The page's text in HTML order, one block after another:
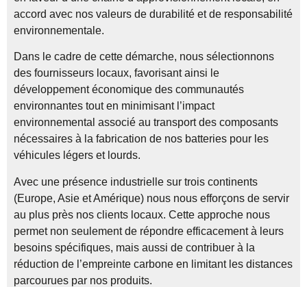
accord avec nos valeurs de durabilité et de responsabilité
environnementale.
Dans le cadre de cette démarche, nous sélectionnons
des fournisseurs locaux, favorisant ainsi le
développement économique des communautés
environnantes tout en minimisant l’impact
environnemental associé au transport des composants
nécessaires à la fabrication de nos batteries pour les
véhicules légers et lourds.
Avec une présence industrielle sur trois continents
(Europe, Asie et Amérique) nous nous efforçons de servir
au plus près nos clients locaux. Cette approche nous
permet non seulement de répondre efficacement à leurs
besoins spécifiques, mais aussi de contribuer à la
réduction de l’empreinte carbone en limitant les distances
parcourues par nos produits.